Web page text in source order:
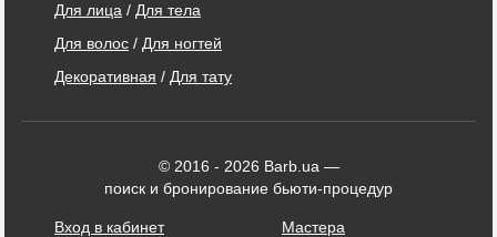
Для лица / Для тела
Для волос / Для ногтей
Декоративная / Для тату
© 2016 - 2026 Barb.ua —
поиск и бронирование бьюти-процедур
Вход в кабинет
Мастера